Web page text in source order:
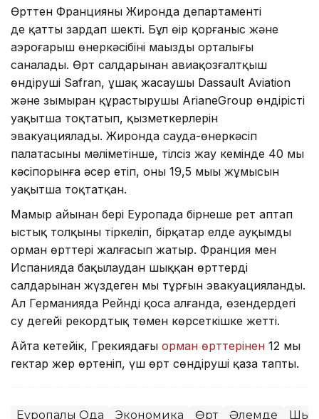
Өрттен Францияның Жиронда департаменті
де қатты зардап шекті. Бұл өңір қорғаныс және
аэроғарыш өнеркәсібінің маңызды орталығы
саналады. Өрт салдарынан авиақозғалтқыш
өндіруші Safran, ұшақ жасаушы Dassault Aviation
және зымыран құрастырушы ArianeGroup өндірісті
уақытша тоқтатып, қызметкерлерін
эвакуациялады. Жиронда сауда-өнеркәсіп
палатасының мәліметінше, тілсіз жау кемінде 40 мың
кәсіпорынға әсер етіп, оның 19,5 мыңы жұмысын
уақытша тоқтатқан.
Мамыр айынан бері Еуропада бірнеше рет аптап
ыстық толқыны тіркеліп, бірқатар елде ауқымды
орман өрттері жалғасып жатыр. Франция мен
Испанияда бақылаудан шыққан өрттердің
салдарынан жүздеген мың тұрғын эвакуацияланды.
Ал Германияда Рейнді қоса алғанда, өзендердегі
су деңгейі рекордтық төмен көрсеткішке жетті.
Айта кетейік, Грекиядағы орман өрттерінен 12 мың
гектар жер өртеніп, үш өрт сөндіруші қаза тапты.
Еуропалық Одақ Экономика Өрт Әлемде